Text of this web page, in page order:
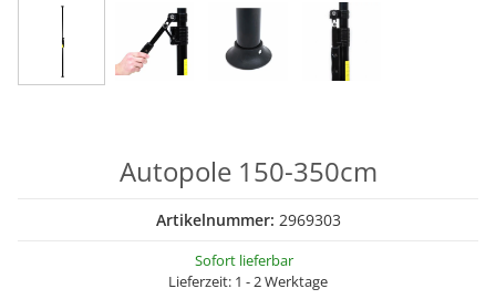
Autopole 150-350cm
Artikelnummer: 2969303
Sofort lieferbar
Lieferzeit: 1 - 2 Werktage